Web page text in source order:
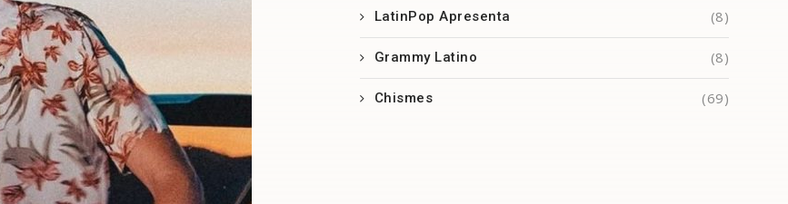
LatinPop Apresenta (8)
Grammy Latino (8)
Chismes (69)